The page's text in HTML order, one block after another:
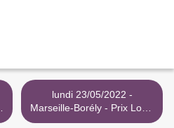
lundi 23/05/2022 -
Marseille-Borély - Prix Louis
Brunet >